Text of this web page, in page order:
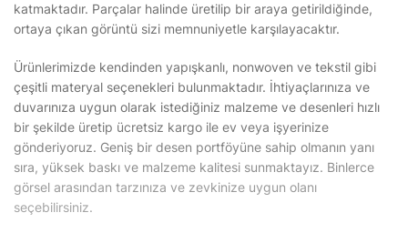
katmaktadır. Parçalar halinde üretilip bir araya getirildiğinde,
ortaya çıkan görüntü sizi memnuniyetle karşılayacaktır.
Ürünlerimizde kendinden yapışkanlı, nonwoven ve tekstil gibi
çeşitli materyal seçenekleri bulunmaktadır. İhtiyaçlarınıza ve
duvarınıza uygun olarak istediğiniz malzeme ve desenleri hızlı
bir şekilde üretip ücretsiz kargo ile ev veya işyerinize
gönderiyoruz. Geniş bir desen portföyüne sahip olmanın yanı
sıra, yüksek baskı ve malzeme kalitesi sunmaktayız. Binlerce
görsel arasından tarzınıza ve zevkinize uygun olanı
seçebilirsiniz.